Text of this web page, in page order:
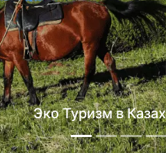
Джип туры по